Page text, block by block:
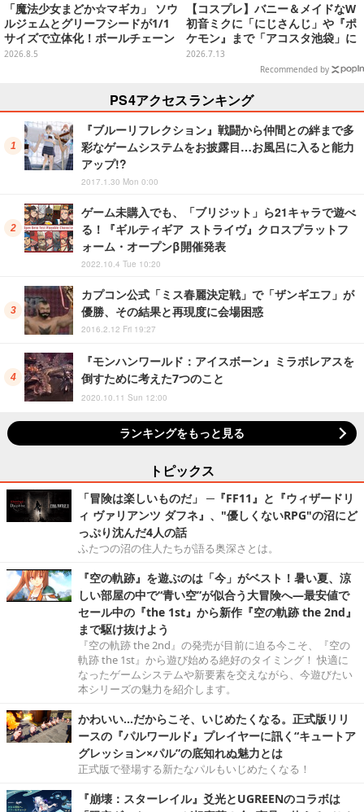
「魔法少女まどか☆マギカ」 ソウ
ルジェムとグリーフシードが1/1
サイズで立体化！ボールチェーン
を外せばフィギュアとして飾れる
2026.8.5
【コスプレ】バニー＆メイドなW
初音ミクに「にじさんじ」や『ポ
ケモン』まで「アコスタ池袋」に
集った美麗レイヤー13選【写真60
2026.7.13
Recommended by
PS4アクセスランキング
『ブルーリフレクション』戦闘から仲間との絆まで多
彩なゲームシステムをお披露目…お風呂に入ると能力
アップ!?
2017.1.30 Mon 0:00
ゲーム未購入でも、「ブリジット」ら21キャラで遊べ
る！『ギルティギア ストライヴ』クロスプラットフ
ォーム・オープンβ開催発表
2022.10.4 Tue 10:20
カプコン公式「ミス春麗決定戦」で「ザンギエフ」が
優勝、その結果と再現度に会場困惑
2016.2.12 Fri 19:27
『モンハンワールド：アイスボーン』ミラボレアスを
倒すために考えた7つのこと
2020.10.11 Sun 12:00
ランキングをもっと見る
トピックス
「冒険は楽しいものだ」 ─『FF11』と『ウィザードリ
ィ ヴァリアンツ ダフネ』、"優しくないRPG"の沼にど
っぷり沈んだ4人の話
ふたつの沼の住人たちが語る奥深さとは。
『空の軌跡』を遊ぶのは「今」がベスト！暑い夏、涼
しい部屋の中で“青い空”が似合う大冒険へ―最安値で
セール中の『the 1st』から新作『空の軌跡 the 2nd』
まで駆け抜けよう
『空の軌跡 the 2nd』の発売が目前に迫る今こそ、『空の
軌跡 the 1st』から遊び始める絶好のタイミング！ 快適に
なったゲームシステムや新要素を交えながら、今遊びたい
本シリーズの魅力を紹介します。
かわいい…だからこそ、いじめたくなる。正式版リリ
ースの『パルワールド』プレイヤーに訊く“キュートア
グレッション×パル”の底知れぬ魅力とは
正式版で登場する新たなパルもいじめたくなる！
『崩壊：スターレイル』爻光とUGREENのコラボは